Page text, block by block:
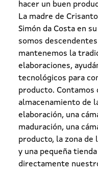
hacer un buen
La madre de
Simón da Costa en
somos
mantenemos la
elaboraciones,
tecnológicos para
producto. Contamos
almacenamiento de
elaboración, una
maduración, una
producto, la zona de
y una pequeña
directamente